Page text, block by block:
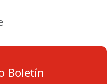
Boletín